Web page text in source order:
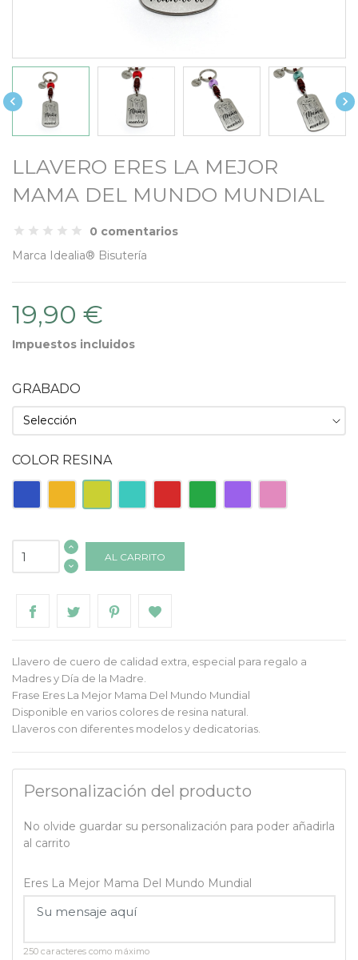
 
LLAVERO ERES LA MEJOR
MAMA DEL MUNDO MUNDIAL
0 comentarios
Marca Idealia® Bisutería
19,90 €
Impuestos incluidos
GRABADO
COLOR RESINA
Naranja TurquesaRoja Verde Morado
AL CARRITO
Llavero de cuero de calidad extra, especial para regalo a
Madres y Día de la Madre.
Frase Eres La Mejor Mama Del Mundo Mundial
Disponible en varios colores de resina natural.
Llaveros con diferentes modelos y dedicatorias.
Personalización del producto
No olvide guardar su personalización para poder añadirla
al carrito
Eres La Mejor Mama Del Mundo Mundial
250 caracteres como máximo